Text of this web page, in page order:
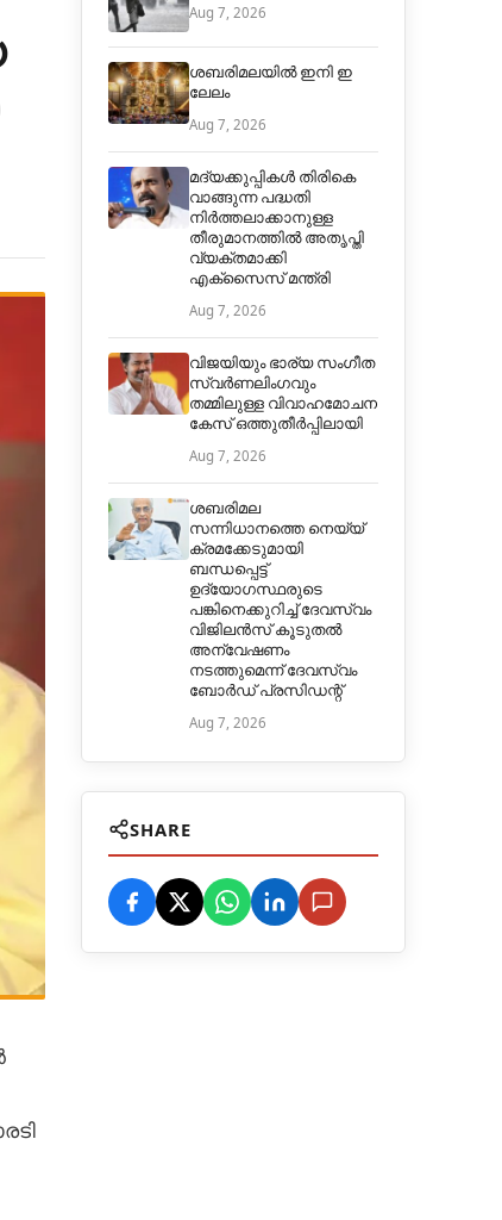
Aug 7, 2026
ശബരിമലയിൽ ഇനി ഇ
ലേലം
Aug 7, 2026
മദ്യക്കുപ്പികള്‍ തിരികെ
വാങ്ങുന്ന പദ്ധതി
നിര്‍ത്തലാക്കാനുള്ള
തീരുമാനത്തില്‍ അതൃപ്തി
വ്യക്തമാക്കി
എക്‌സൈസ് മന്ത്രി
Aug 7, 2026
വിജയിയും ഭാര്യ സംഗീത
സ്വര്‍ണലിംഗവും
തമ്മിലുള്ള വിവാഹമോചന
കേസ് ഒത്തുതീര്‍പ്പിലായി
Aug 7, 2026
ശബരിമല
സന്നിധാനത്തെ നെയ്യ്
ക്രമക്കേടുമായി
ബന്ധപ്പെട്ട്
ഉദ്യോഗസ്ഥരുടെ
പങ്കിനെക്കുറിച്ച് ദേവസ്വം
വിജിലൻസ് കൂടുതൽ
അന്വേഷണം
നടത്തുമെന്ന് ദേവസ്വം
ബോർഡ് പ്രസിഡന്റ്
Aug 7, 2026
SHARE